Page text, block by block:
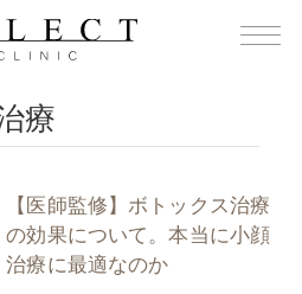
療
【医師監修】ボトックス治療
の効果について。本当に小顔
治療に最適なのか